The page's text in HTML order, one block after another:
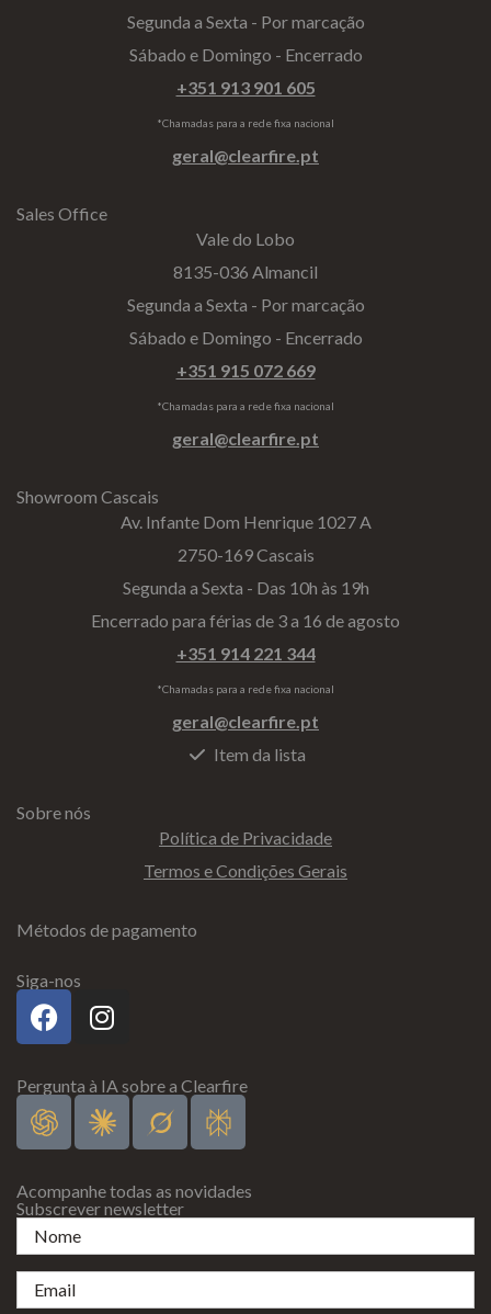
Segunda a Sexta - Por marcação
Sábado e Domingo - Encerrado
+351 913 901 605
*Chamadas para a rede fixa nacional
geral@clearfire.pt
Sales Office
Vale do Lobo
8135-036 Almancil
Segunda a Sexta - Por marcação
Sábado e Domingo - Encerrado
+351 915 072 669
*Chamadas para a rede fixa nacional
geral@clearfire.pt
Showroom Cascais
Av. Infante Dom Henrique 1027 A
2750-169 Cascais
Segunda a Sexta - Das 10h às 19h
Encerrado para férias de 3 a 16 de agosto
+351 914 221 344
*Chamadas para a rede fixa nacional
geral@clearfire.pt
Item da lista
Sobre nós
Política de Privacidade
Termos e Condições Gerais
Métodos de pagamento
Siga-nos
Pergunta à IA sobre a Clearfire
Acompanhe todas as novidades
Subscrever newsletter